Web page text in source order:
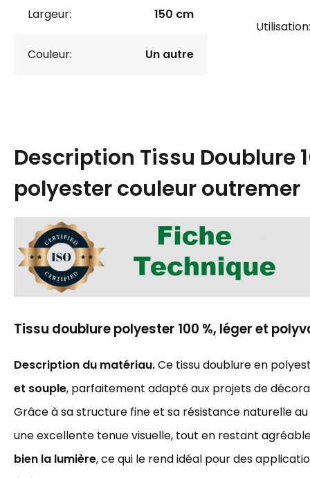
Largeur: 150 cm
Couleur: Un autre
Utilisation:
Description Tissu Doublure
polyester couleur outremer
Tissu doublure polyester 100 %, léger et
Description du matériau.Ce tissu doublure en
et souple, parfaitement adapté aux projets de
Grâce à sa structure fine et sa résistance naturelle
une excellente tenue visuelle, tout en restant
bien la lumière, ce qui le rend idéal pour des